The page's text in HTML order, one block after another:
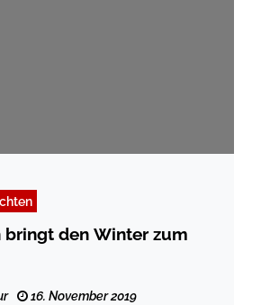
bringt den Winter zum
16. November 2019